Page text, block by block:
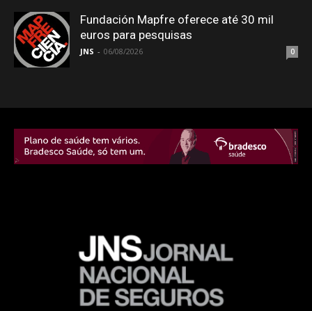
Fundación Mapfre oferece até 30 mil
euros para pesquisas
JNS - 06/08/2026 0